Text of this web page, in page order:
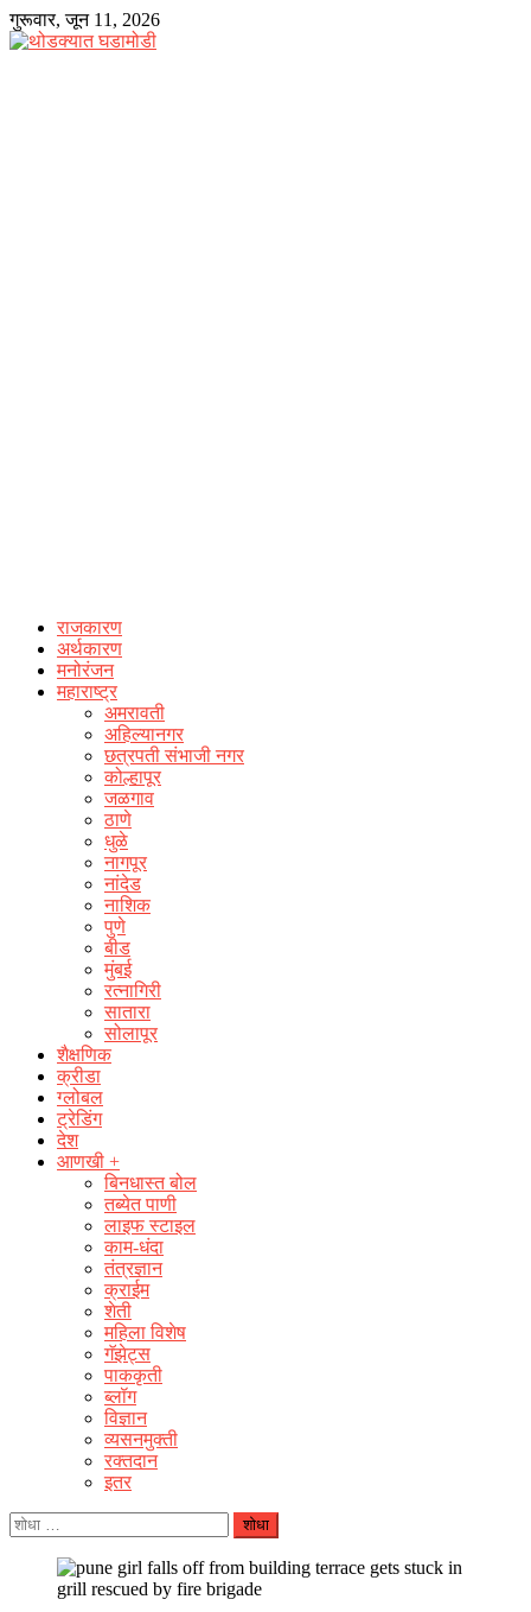
Skip
to
गुरूवार, जून 11, 2026
राजकारण
अर्थकारण
मनोरंजन
महाराष्ट्र
अमरावती
अहिल्यानगर
छत्रपती संभाजी नगर
कोल्हापूर
जळगाव
ठाणे
धुळे
नागपूर
नांदेड
नाशिक
पुणे
बीड
मुंबई
रत्नागिरी
सातारा
सोलापूर
शैक्षणिक
क्रीडा
ग्लोबल
ट्रेडिंग
देश
आणखी +
बिनधास्त बोल
तब्येत पाणी
लाइफ स्टाइल
काम-धंदा
तंत्रज्ञान
क्राईम
शेती
महिला विशेष
गॅझेट्स
पाककृती
ब्लॉग
विज्ञान
व्यसनमुक्ती
रक्‍तदान
इतर
यांचा
शोध